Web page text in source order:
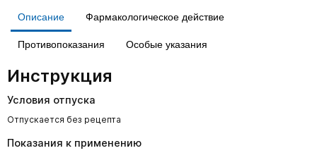
Описание Фармакологическое действие
Противопоказания Особые указания
Инструкция
Условия отпуска
Отпускается без рецепта
Показания к применению